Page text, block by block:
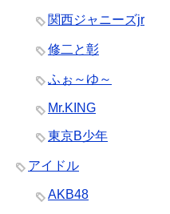
関西ジャニーズjr
修二と彰
ふぉ～ゆ～
Mr.KING
東京B少年
アイドル
AKB48